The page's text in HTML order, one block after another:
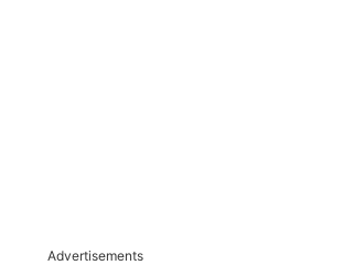
Advertisements